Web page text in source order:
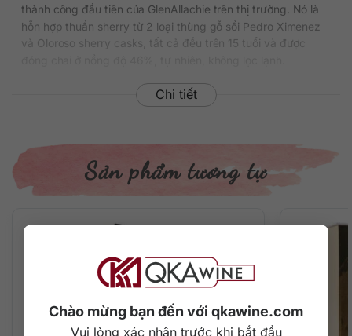
Chào mừng bạn đến với qkawine.com
Vui lòng xác nhận trước khi bắt đầu
thành công đầu tiên của GlenAllachie trên thị trường. Nó là
hỗn hợp thuần sherry từ 2 loại thùng gỗ sồi Pedro Ximenez
và Oloroso sherry casks, tất cả đều trên 15 tuổi và được
Giá của một chai GlenAllachie có tuổi đời 15 năm dao động
khoảng 2.150.000 đồng tại thị trường Việt Nam nhưng cũng
Thông tin chi tiết về rượu
Xuất xứ: Scotland
Dung tích: 700 ml
Tuổi rượu: 15 năm
Màu sắc: Màu hổ phách đỏ đậm
Cách thưởng thức: Uống nguyên chất, thêm đá viên, pha
Chi tiết
Sản phẩm tương tự